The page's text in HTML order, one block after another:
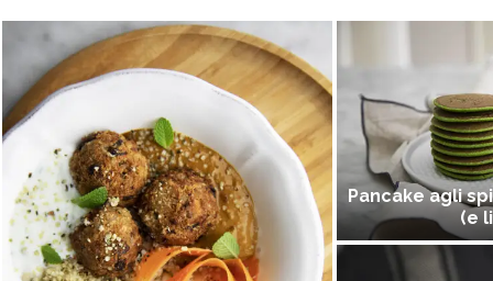
Pancake agli
(e